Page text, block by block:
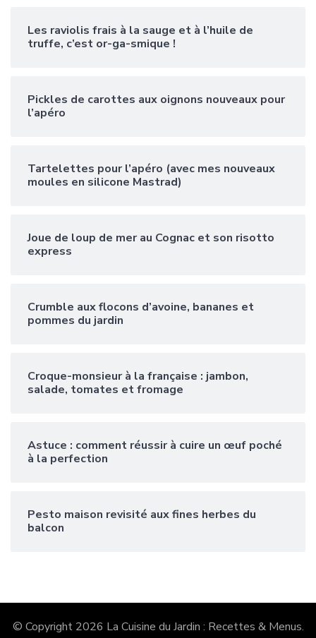
Les raviolis frais à la sauge et à l’huile de
truffe, c’est or-ga-smique !
Pickles de carottes aux oignons nouveaux pour
l’apéro
Tartelettes pour l’apéro (avec mes nouveaux
moules en silicone Mastrad)
Joue de loup de mer au Cognac et son risotto
express
Crumble aux flocons d’avoine, bananes et
pommes du jardin
Croque-monsieur à la française : jambon,
salade, tomates et fromage
Astuce : comment réussir à cuire un œuf poché
à la perfection
Pesto maison revisité aux fines herbes du
balcon
© Copyright 2026 La Cuisine du Jardin : Recettes & Menus.